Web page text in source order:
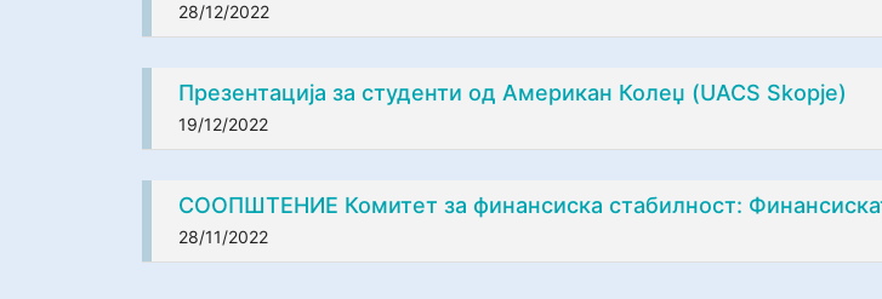
28/12/2022
Презентација за студенти од Американ Колеџ (UACS Skopje)
19/12/2022
СООПШТЕНИЕ Комитет за финансиска стабилност:
28/11/2022